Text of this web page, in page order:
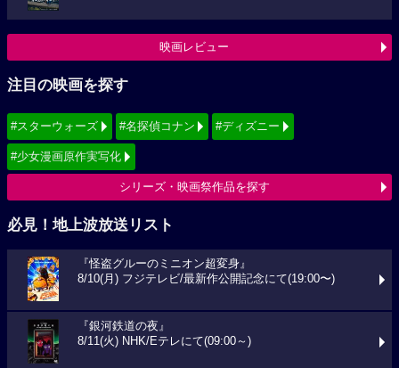
映画レビュー
注目の映画を探す
#スターウォーズ #名探偵コナン #ディズニー
#少女漫画原作実写化
シリーズ・映画祭作品を探す
必見！地上波放送リスト
『怪盗グルーのミニオン超変身』
8/10(月) フジテレビ/最新作公開記念にて(19:00〜)
『銀河鉄道の夜』
8/11(火) NHK/Eテレにて(09:00～)